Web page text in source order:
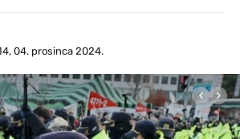
04. prosinca 2024.